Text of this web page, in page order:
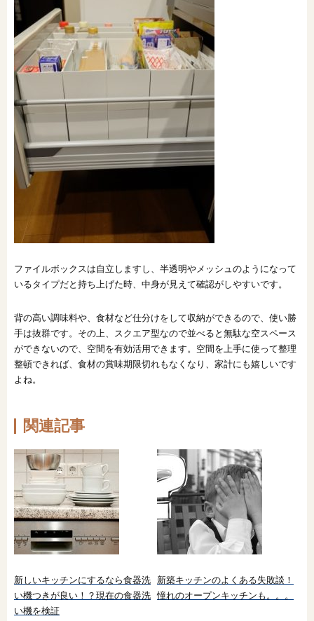
ファイルボックスは自立しますし、半透明やメッシュのようになって
いるタイプだと持ち上げた時、中身が見えて確認がしやすいです。
背の高い調味料や、食材など仕分けをして収納ができるので、使い勝
手は抜群です。その上、スクエア型なので並べると無駄な空スペース
ができないので、空間を有効活用できます。空間を上手に使って整理
整頓できれば、食材の賞味期限切れもなくなり、家計にも嬉しいです
よね。
関連記事
新しいキッチンにするなら食器洗
い機つきが良い！？現在の食器洗
い機を検証
新築キッチンのよくある失敗談！
憧れのオープンキッチンも。。。